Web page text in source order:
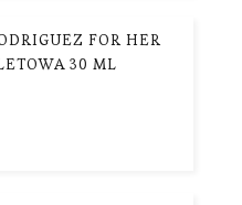
FOR HER
30 ML